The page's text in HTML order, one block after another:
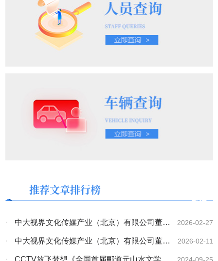
推荐文章排行榜
·
中大视界文化传媒产业（北京）有限公司董事
会主席、央大视界网总编林膑在2026年北关
2026-02-27
·
中大视界文化传媒产业（北京）有限公司董事
会主席、中研文化艺术工作委员会主席林膑在中
2026-02-11
2024-09-25